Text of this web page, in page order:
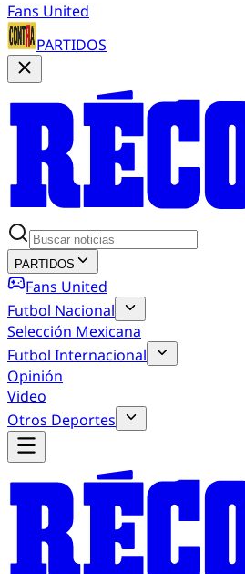
Fans United
PARTIDOS
PARTIDOS
Fans United
Futbol Nacional
Selección Mexicana
Futbol Internacional
Opinión
Video
Otros Deportes